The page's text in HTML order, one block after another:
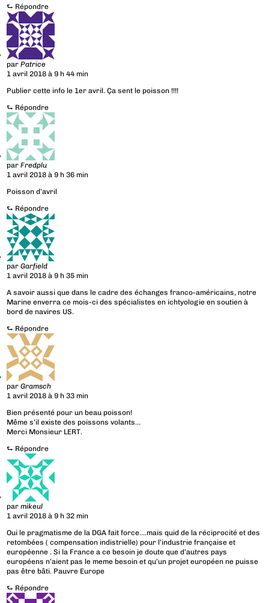
⮑ Répondre
parPatrice
1 avril 2018 à 9 h 44 min
Publier cette info le 1er avril. Ça sent le poisson !!!!
⮑ Répondre
parFredplu
1 avril 2018 à 9 h 36 min
Poisson d’avril
⮑ Répondre
parGarfield
1 avril 2018 à 9 h 35 min
A savoir aussi que dans le cadre des échanges franco-américains, notre
Marine enverra ce mois-ci des spécialistes en ichtyologie en soutien à
bord de navires US.
⮑ Répondre
parGramsch
1 avril 2018 à 9 h 33 min
Bien présenté pour un beau poisson!
Même s’il existe des poissons volants…
Merci Monsieur LERT.
⮑ Répondre
parmikeul
1 avril 2018 à 9 h 32 min
Oui le pragmatisme de la DGA fait force….mais quid de la réciprocité et des
retombées ( compensation indistrielle) pour l’industrie française et
européenne . Si la France a ce besoin je doute que d’autres pays
européens n’aient pas le meme besoin et qu’un projet européen ne puisse
pas être bâti. Pauvre Europe
⮑ Répondre